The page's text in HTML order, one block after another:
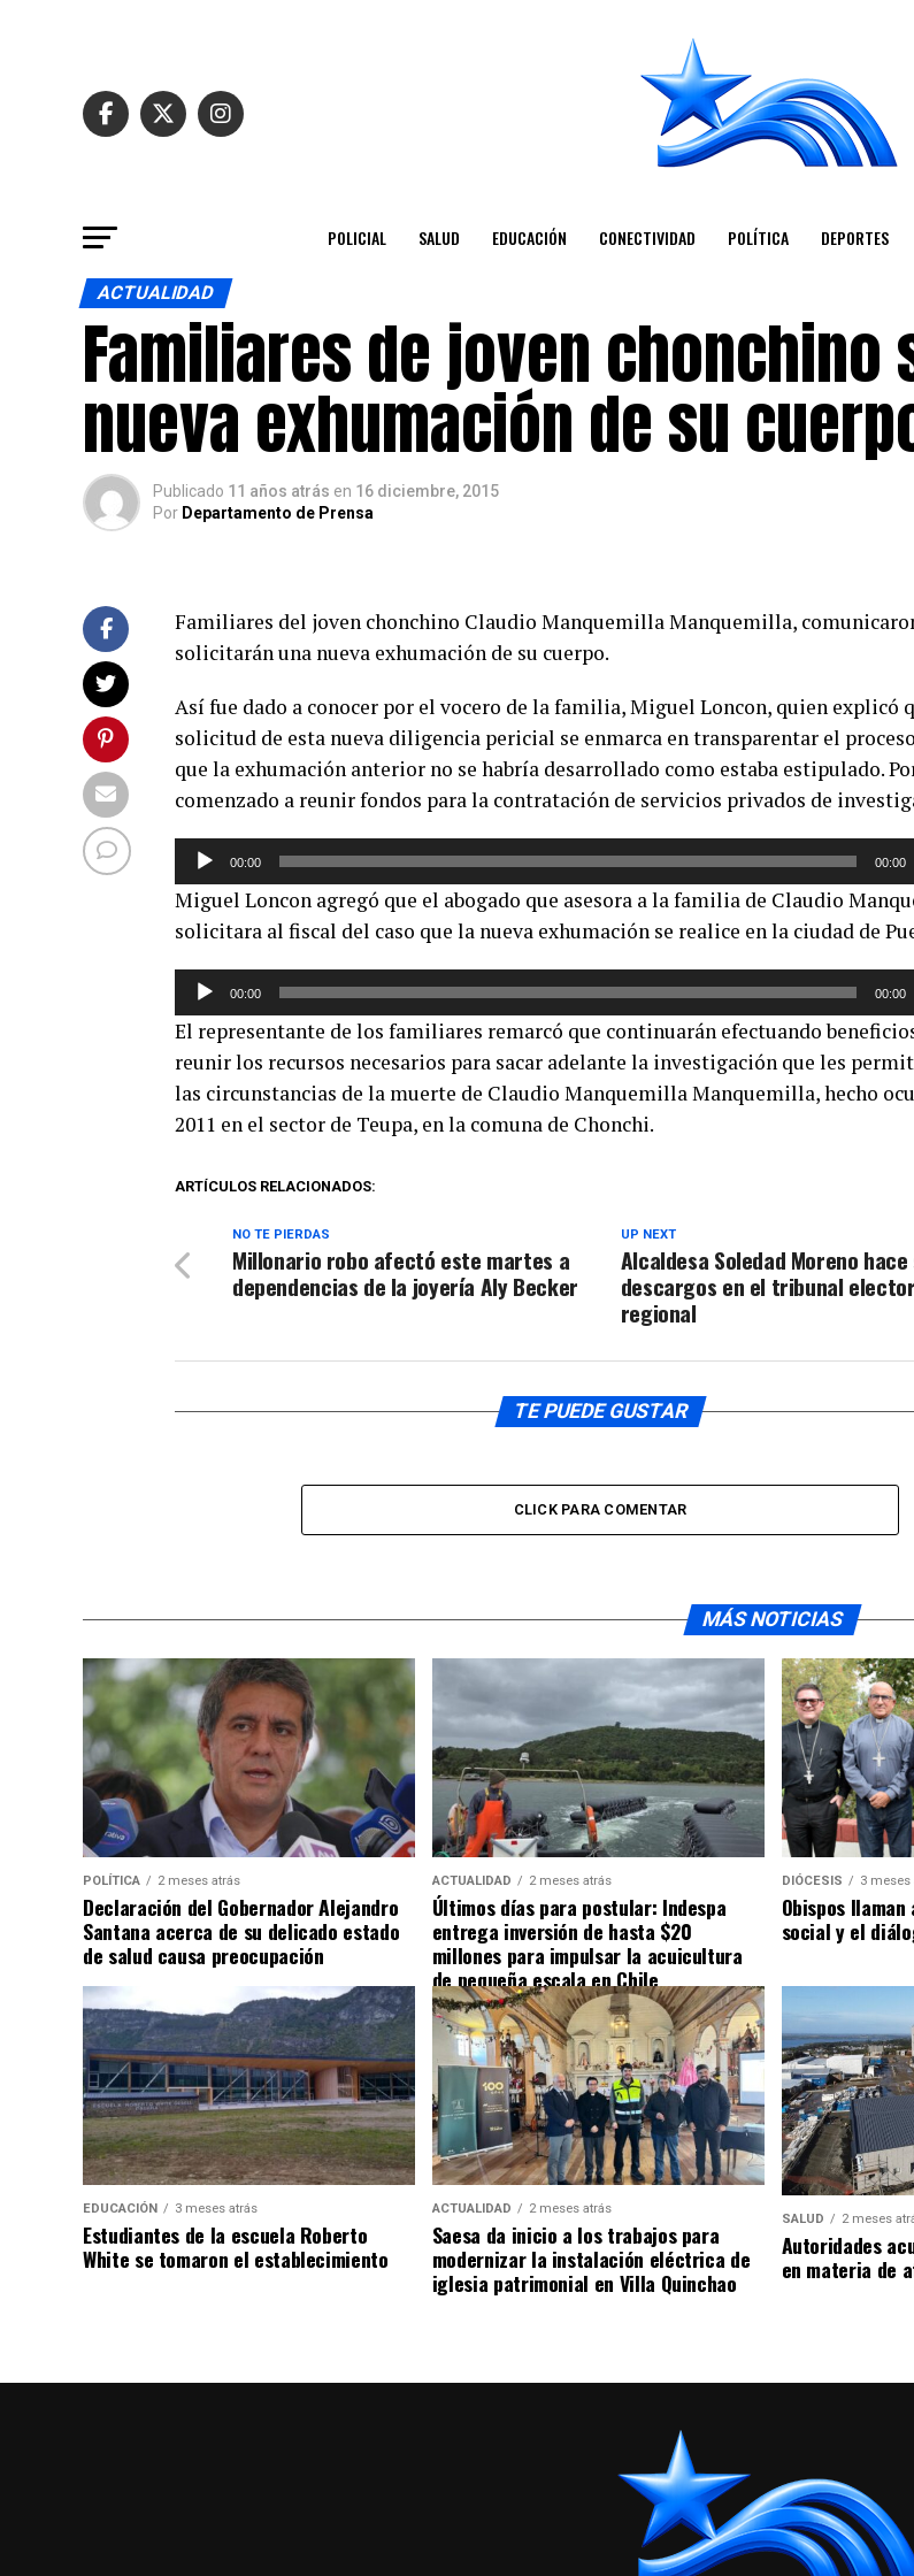
POLICIAL SALUD EDUCACIÓN CONECTIVIDAD POLÍTICA DEPORTES
ACTUALIDAD
Familiares de joven
nueva exhumación de su
Publicado 11 años atrás en 16 diciembre, 2015
Por Departamento de Prensa
Familiares del joven chonchino Claudio Manquemilla Manquemilla,
solicitarán una nueva exhumación de su cuerpo.
Así fue dado a conocer por el vocero de la familia, Miguel Loncon, quien explicó
solicitud de esta nueva diligencia pericial se enmarca en transparentar el
que la exhumación anterior no se habría desarrollado como estaba estipulado.
comenzado a reunir fondos para la contratación de servicios privados de
Reproductor
audio
00:00 00:00
Miguel Loncon agregó que el abogado que asesora a la familia de Claudio
solicitara al fiscal del caso que la nueva exhumación se realice en la ciudad de
Reproductor
audio
00:00 00:00
El representante de los familiares remarcó que continuarán efectuando
reunir los recursos necesarios para sacar adelante la investigación que les
las circunstancias de la muerte de Claudio Manquemilla Manquemilla, hecho
2011 en el sector de Teupa, en la comuna de Chonchi.
ARTÍCULOS RELACIONADOS:
UP NEXT
Alcaldesa Soledad Moreno hace
descargos en el tribunal
regional
NO TE PIERDAS
Millonario robo afectó este martes a
dependencias de la joyería Aly Becker
TE PUEDE GUSTAR
CLICK PARA COMENTAR
MÁS NOTICIAS
POLÍTICA 2 meses atrás
Declaración del Gobernador Alejandro
Santana acerca de su delicado estado
de salud causa preocupación
ACTUALIDAD 2 meses atrás
Últimos días para postular: Indespa
entrega inversión de hasta $20
millones para impulsar la acuicultura
de pequeña escala en Chile
DIÓCESIS 3 meses
Obispos
social y el
EDUCACIÓN 3 meses atrás
Estudiantes de la escuela Roberto
White se tomaron el establecimiento
ACTUALIDAD 2 meses atrás
Saesa da inicio a los trabajos para
modernizar la instalación eléctrica de
iglesia patrimonial en Villa Quinchao
SALUD 2 meses
Autoridades
en materia de